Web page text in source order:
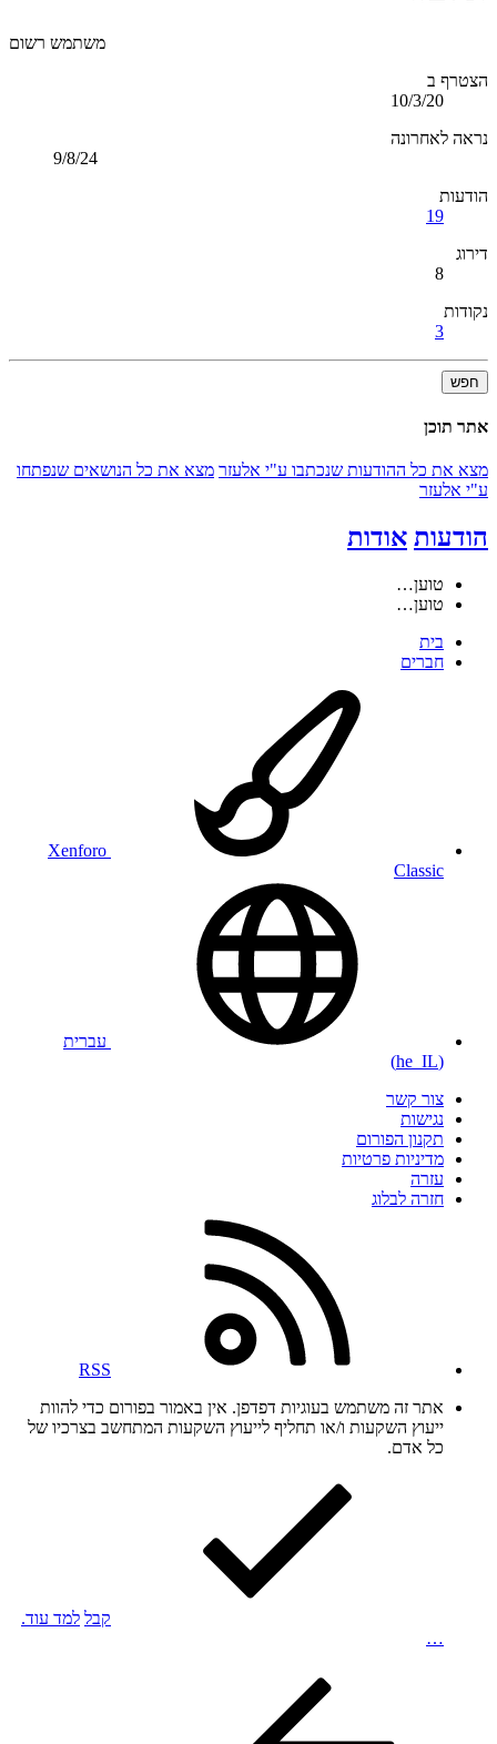
משתמש רשום
הצטרף ב
10/3/20
נראה לאחרונה
9/8/24
הודעות
19
דירוג
8
נקודות
3
חפש
אתר תוכן
מצא את כל ההודעות שנכתבו ע"י אלעזר מצא את כל הנושאים שנפתחו
ע"י אלעזר
הודעות אודות
טוען…
טוען…
בית
חברים
Xenforo
Classic
עברית
(he_IL)
צור קשר
נגישות
תקנון הפורום
מדיניות פרטיות
עזרה
חזרה לבלוג
RSS
אתר זה משתמש בעוגיות דפדפן. אין באמור בפורום כדי להוות
ייעוץ השקעות ו/או תחליף לייעוץ השקעות המתחשב בצרכיו של
כל אדם.
קבל למד עוד.
…